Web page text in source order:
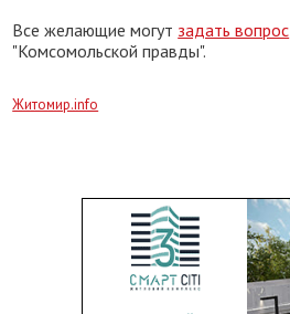
Все желающие могут задать вопрос
"Комсомольской правды".
Житомир.info